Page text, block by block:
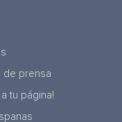
de prensa
tu página!